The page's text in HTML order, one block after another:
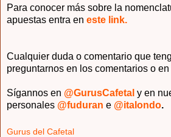
Para conocer más sobre la
apuestas entra en este link.
Cualquier duda o comentario que
preguntarnos en los comentarios o en
Sígannos en @GurusCafetal y en
personales @fuduran e @italondo.
Gurus del Cafetal